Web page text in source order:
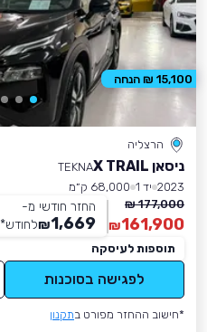
הרצליה
ניסאן X TRAIL
TEKNA
2023 יד 1
68,000 ק״מ
177,000 ₪
161,900
₪
החזר חודשי מ-
1,669
₪לחודש*
תוספות לעיסקה
לפגישה בסוכנות
*חישוב ההחזר מפורט בתקנון
15,100 ₪ הנחה